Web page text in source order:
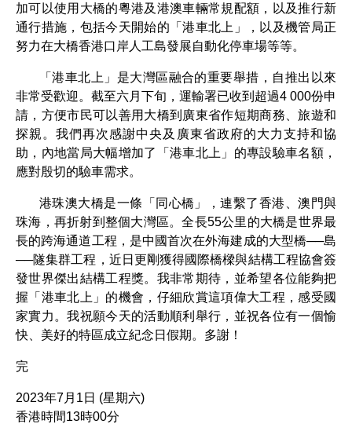
加可以使用大橋的粵港及港澳車輛常規配額，以及推行新
通行措施，包括今天開始的「港車北上」，以及機管局正
努力在大橋香港口岸人工島發展自動化停車場等等。
「港車北上」是大灣區融合的重要舉措，自推出以來
非常受歡迎。截至六月下旬，運輸署已收到超過4 000份申
請，方便市民可以善用大橋到廣東省作短期商務、旅遊和
探親。我們再次感謝中央及廣東省政府的大力支持和協
助，內地當局大幅增加了「港車北上」的專設驗車名額，
應對殷切的驗車需求。
港珠澳大橋是一條「同心橋」，連繫了香港、澳門與
珠海，再折射到整個大灣區。全長55公里的大橋是世界最
長的跨海通道工程，是中國首次在外海建成的大型橋──島
──隧集群工程，近日更剛獲得國際橋樑與結構工程協會簽
發世界傑出結構工程獎。我非常期待，並希望各位能夠把
握「港車北上」的機會，仔細欣賞這項偉大工程，感受國
家實力。我祝願今天的活動順利舉行，並祝各位有一個愉
快、美好的特區成立紀念日假期。多謝！
完
2023年7月1日 (星期六)
香港時間13時00分